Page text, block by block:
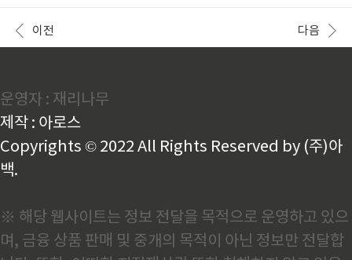
어?"라고 메시지를 보내면 B는 자신이 속한 그룹 내 C
나 D에게 같은 내용을 ..
예술인 기회소득'을 시작합니다. 문화예술인들은 창작
과 예술활동으로 사회적 가치를 창출하고 있지만, 정작
화예술계 종사자들을 존중할 수 있는 사회가 만들어졌
으면 좋겠습니다. 예술인 기회소득이란? 예술인들이 예
술을 포기하지 않고 활동을 할 수 있는 기회를 제공하
고, 사회적으로 인정받지 못했던 예술에 ..
이전 다음
운영자 : 재리나무
제작 : 아로스
Copyrights © 2022 All Rights Reserved by (주)아
백.
※ 해당 웹사이트는 정보 전달을 목적으로 운영하고 있으
며, 금융 상품 판매 및 중개의 목적이 아닌 정보만 전달합